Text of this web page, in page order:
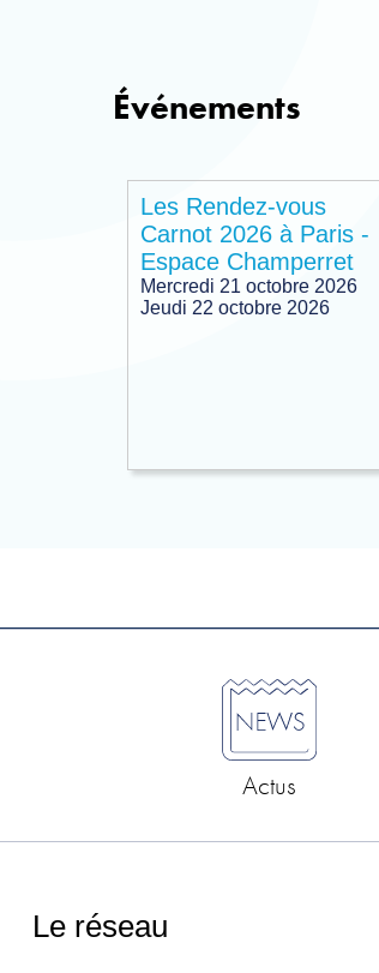
Événements
Les Rendez-vous
Carnot 2026 à Paris -
Espace Champerret
Mercredi 21 octobre 2026
Jeudi 22 octobre 2026
Actus
Le réseau